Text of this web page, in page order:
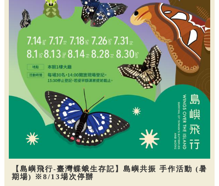
【島嶼飛行-臺灣蝶蛾生存記】島嶼共振 手作活動 (暑
期場) ※8/13場次停辦